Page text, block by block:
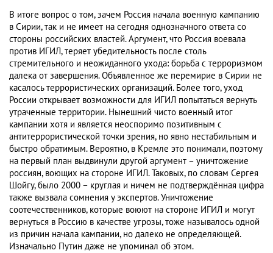
В итоге вопрос о том, зачем Россия начала военную кампанию
в Сирии, так и не имеет на сегодня однозначного ответа со
стороны российских властей. Аргумент, что Россия воевала
против ИГИЛ, теряет убедительность после столь
стремительного и неожиданного ухода: борьба с терроризмом
далека от завершения. Объявленное же перемирие в Сирии не
касалось террористических организаций. Более того, уход
России открывает возможности для ИГИЛ попытаться вернуть
утраченные территории. Нынешний чисто военный итог
кампании хотя и является неоспоримо позитивным с
антитеррористической точки зрения, но явно нестабильным и
быстро обратимым. Вероятно, в Кремле это понимали, поэтому
на первый план выдвинули другой аргумент – уничтожение
россиян, воющих на стороне ИГИЛ. Таковых, по словам Сергея
Шойгу, было 2000 – круглая и ничем не подтверждённая цифра
также вызвала сомнения у экспертов. Уничтожение
соотечественников, которые воюют на стороне ИГИЛ и могут
вернуться в Россию в качестве угрозы, тоже называлось одной
из причин начала кампании, но далеко не определяющей.
Изначально Путин даже не упоминал об этом.